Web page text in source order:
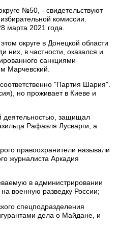
№50, - свидетельствуют
комиссии.
марта 2021 года.
округе в Донецкой области
них, в частности, оказался и
санкциями
Марчевский.
"Партия Шария".
но проживает в Киеве и
деятельностью, защищал
Рафаэля Лусварги, а
правоохранители называли
журналиста Аркадия
в администрировании
военную разведку России;
спецподразделения
дела о Майдане, и